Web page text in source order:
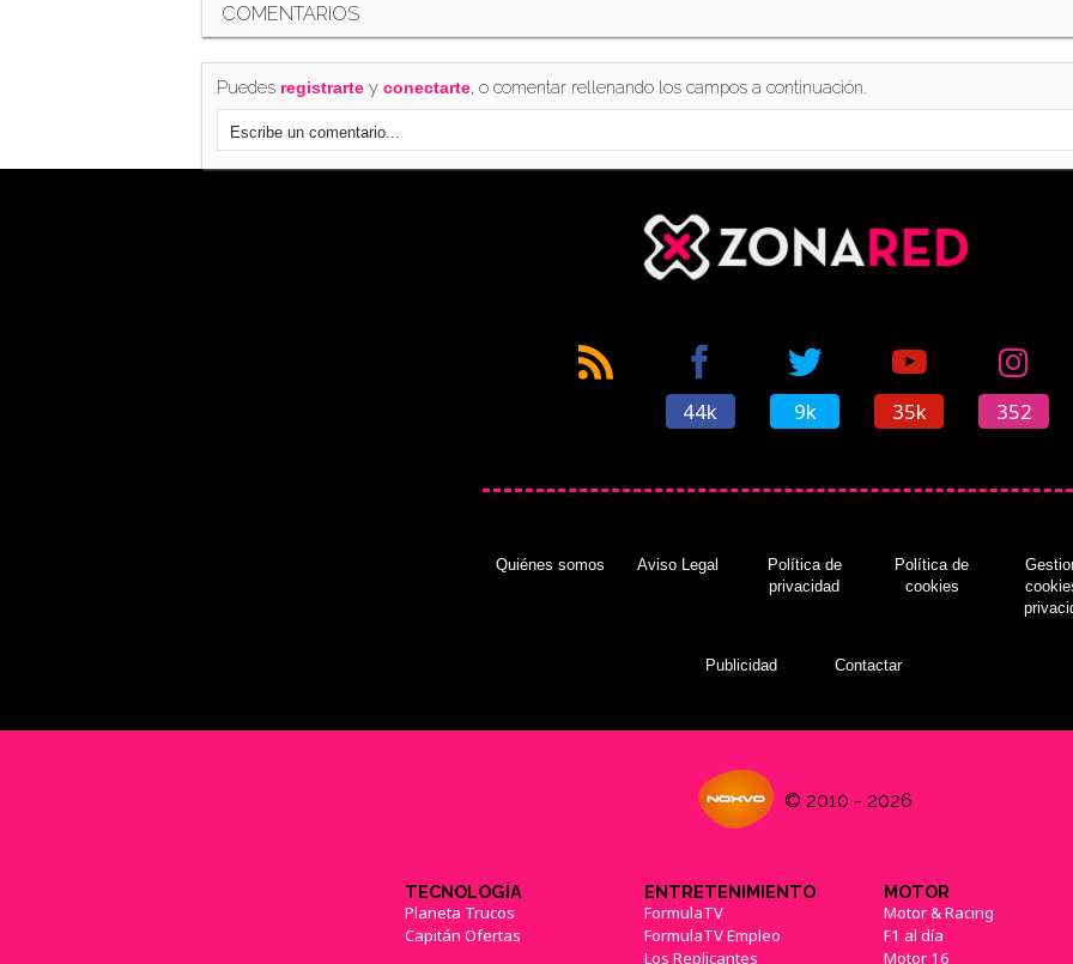
COMENTARIOS
Puedes registrartey conectarte, o comentar rellenando los campos a continuación.
44k 9k 35k 352
Quiénes somos Aviso Legal
Política de
privacidad
Política de
cookies
Publicidad Contactar
© 2010 - 2026
TECNOLOGÍA
Planeta Trucos
Capitán Ofertas
ENTRETENIMIENTO
FormulaTV
FormulaTV Empleo
Los Replicantes
MOTOR
Motor & Racing
F1 al día
Motor 16